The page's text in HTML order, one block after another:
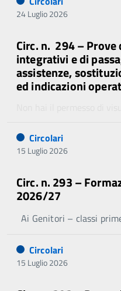
24 Luglio 2026
Circ. n. 294 – Prove
integrativi e di
assistenze,
ed indicazioni
Circolari
15 Luglio 2026
Circ. n. 293 –
2026/27
Ai Genitori – classi
Circolari
15 Luglio 2026